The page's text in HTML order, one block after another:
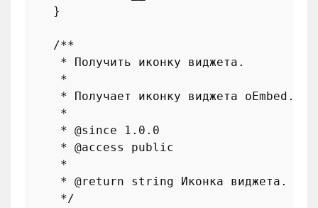
    }
/**
     * Получить иконку виджета.
     *
     * Получает иконку виджета oEmbed.
     *
     *
@since 1.0.0
     *
@access
public
     *
     *
@return string Иконка виджета.
     */